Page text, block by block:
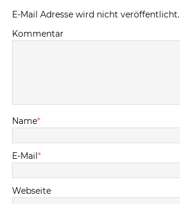
E-Mail Adresse wird nicht veröffentlicht.
Kommentar
Name*
E-Mail*
Webseite